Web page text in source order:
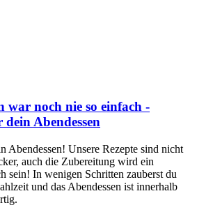
war noch nie so einfach -
Abendessen
Abendessen! Unsere Rezepte sind nicht
auch die Zubereitung wird ein
sein! In wenigen Schritten zauberst du
und das Abendessen ist innerhalb